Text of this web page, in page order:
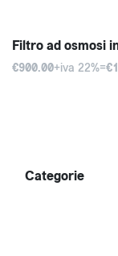
Filtro ad osmosi
€900.00+iva 22%=
Categorie